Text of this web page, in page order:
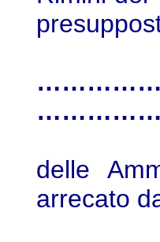
delle
arrecato